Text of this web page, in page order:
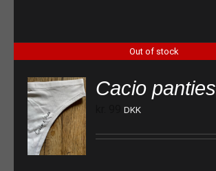
Out of stock
Cacio panties
DKK